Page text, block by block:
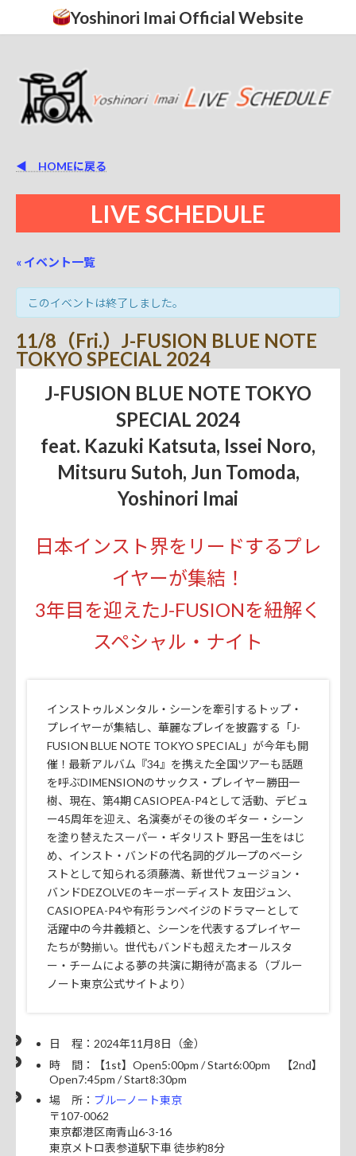
Yoshinori Imai Official Website
◀ HOMEに戻る
LIVE SCHEDULE
« イベント一覧
このイベントは終了しました。
11/8（Fri.）J-FUSION BLUE NOTE
TOKYO SPECIAL 2024
J-FUSION BLUE NOTE TOKYO
SPECIAL 2024
feat. Kazuki Katsuta, Issei Noro,
Mitsuru Sutoh, Jun Tomoda,
Yoshinori Imai
日本インスト界をリードするプレ
イヤーが集結！
3年目を迎えたJ-FUSIONを紐解く
スペシャル・ナイト
インストゥルメンタル・シーンを牽引するトップ・
プレイヤーが集結し、華麗なプレイを披露する「J-
FUSION BLUE NOTE TOKYO SPECIAL」が今年も開
催！最新アルバム『34』を携えた全国ツアーも話題
を呼ぶDIMENSIONのサックス・プレイヤー勝田一
樹、現在、第4期 CASIOPEA-P4として活動、デビュ
ー45周年を迎え、名演奏がその後のギター・シーン
を塗り替えたスーパー・ギタリスト 野呂一生をはじ
め、インスト・バンドの代名詞的グループのベーシ
ストとして知られる須藤満、新世代フュージョン・
バンドDEZOLVEのキーボーディスト 友田ジュン、
CASIOPEA-P4や有形ランペイジのドラマーとして
活躍中の今井義頼と、シーンを代表するプレイヤー
たちが勢揃い。世代もバンドも超えたオールスタ
ー・チームによる夢の共演に期待が高まる（ブルー
ノート東京公式サイトより）
日 程：2024年11月8日（金）
時 間：【1st】Open5:00pm / Start6:00pm 【2nd】
Open7:45pm / Start8:30pm
場 所： ブルーノート東京
〒107-0062
東京都港区南青山6-3-16
東京メトロ表参道駅下車 徒歩約8分